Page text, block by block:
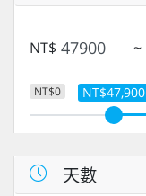
NT$ ~
NT$0 NT$47,900
天數